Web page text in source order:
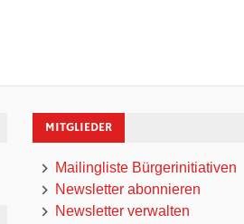
MITGLIEDER
Mailingliste Bürgerinitiativen
Newsletter abonnieren
Newsletter verwalten